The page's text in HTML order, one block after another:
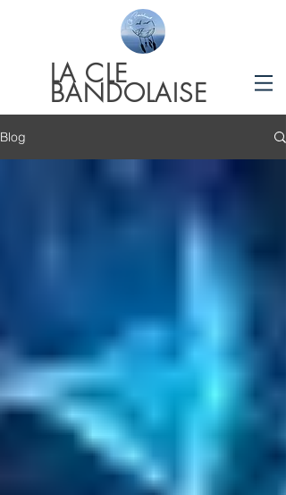
LACLE
BANDOLAISE
Blog